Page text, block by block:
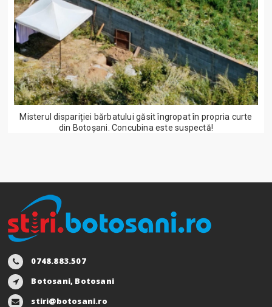
Misterul dispariției bărbatului găsit îngropat în propria curte
din Botoșani. Concubina este suspectă!
0748.883.507
Botosani, Botosani
stiri@botosani.ro